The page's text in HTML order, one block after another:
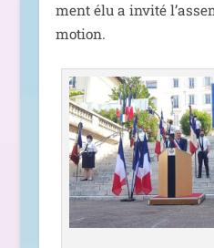
ment élu a invi­té
motion.